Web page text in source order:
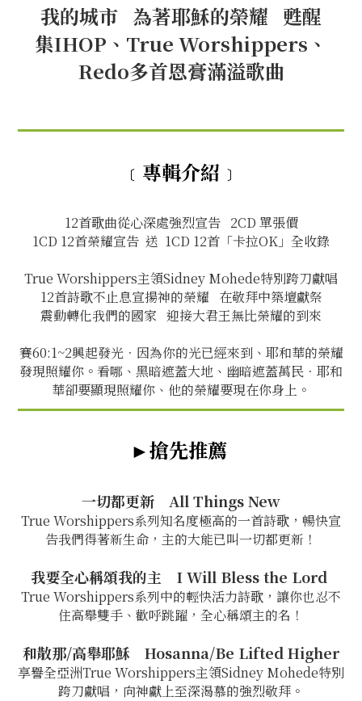
我的城市 為著耶穌的榮耀 甦醒
集IHOP、True Worshippers、
Redo多首恩膏滿溢歌曲
﹝專輯介紹﹞
12首歌曲從心深處強烈宣告 2CD 單張價
1CD 12首榮耀宣告 送 1CD 12首「卡拉OK」全收錄
True Worshippers主領Sidney Mohede特別跨刀獻唱
12首詩歌不止息宣揚神的榮耀 在敬拜中築壇獻祭
震動轉化我們的國家 迎接大君王無比榮耀的到來
賽60:1~2興起發光．因為你的光已經來到、耶和華的榮耀
發現照耀你。看哪、黑暗遮蓋大地、幽暗遮蓋萬民．耶和
華卻要顯現照耀你、他的榮耀要現在你身上。
►搶先推薦
一切都更新 All Things New
True Worshippers系列知名度極高的一首詩歌，暢快宣
告我們得著新生命，主的大能已叫一切都更新！
我要全心稱頌我的主 I Will Bless the Lord
True Worshippers系列中的輕快活力詩歌，讓你也忍不
住高舉雙手、歡呼跳躍，全心稱頌主的名！
和散那/高舉耶穌 Hosanna/Be Lifted Higher
享譽全亞洲True Worshippers主領Sidney Mohede特別
跨刀獻唱，向神獻上至深渴慕的強烈敬拜。